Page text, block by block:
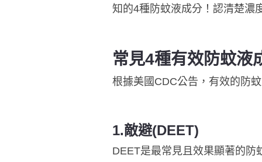
知的4種防蚊液成分！認清楚濃
常見​4種有效防蚊液
根據美國CDC公告，有效的防
1️.敵避(DEET)
DEET是最常見且效果顯著的防